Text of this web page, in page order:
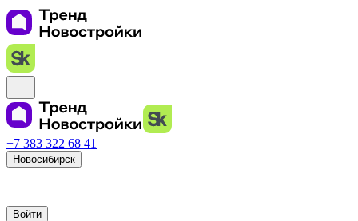
+7 383 322 68 41
Новосибирск
Войти